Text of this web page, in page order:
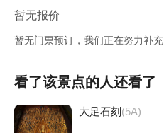
暂无报价
暂无门票预订，我们正在努力补充
看了该景点的人还看了
大足石刻 (5A)